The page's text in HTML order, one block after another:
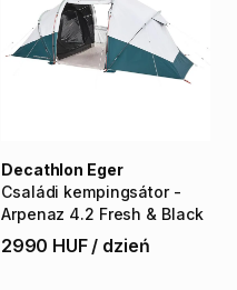
Családi kempingsátor -
Arpenaz 4.2 Fresh & Black
Decathlon Eger
2990 HUF / dzień